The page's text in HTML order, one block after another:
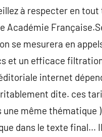
à respecter en
Académie
se mesurera en
et un efficace
internet
dite. ces
une même
dans le texte final…